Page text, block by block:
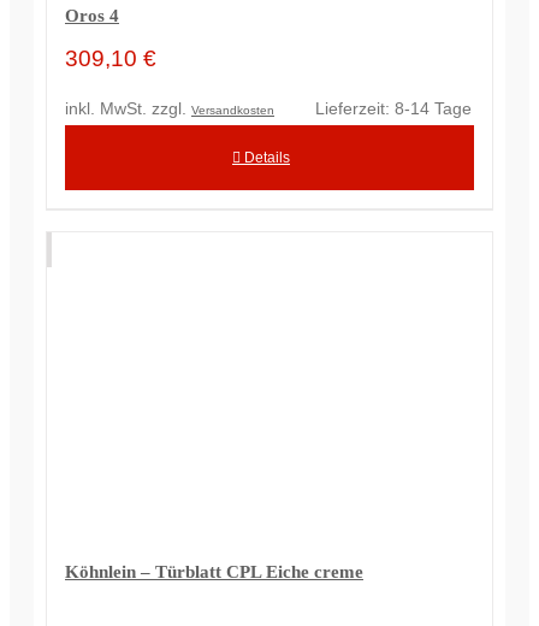
Oros 4
309,10 €
inkl. MwSt. zzgl. Versandkosten Lieferzeit: 8-14 Tage
Details
Köhnlein – Türblatt CPL Eiche creme